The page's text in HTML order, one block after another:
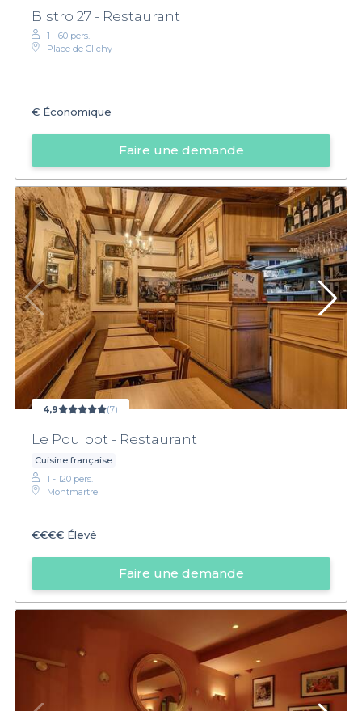
Bistro 27 - Restaurant
1 - 60 pers.
Place de Clichy
€ Économique
Faire une demande
4,9 (7)
Le Poulbot - Restaurant
Cuisine française
1 - 120 pers.
Montmartre
€€€€ Élevé
Faire une demande